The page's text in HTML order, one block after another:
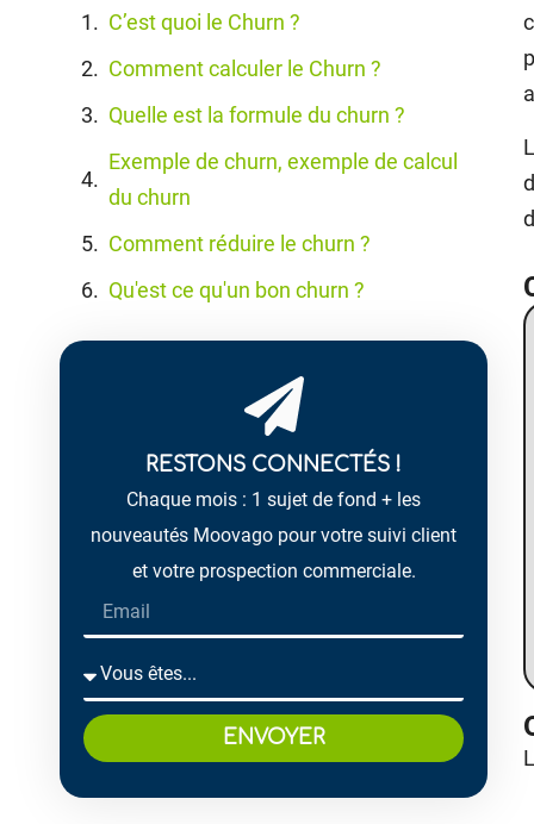
C’est quoi le Churn ?
Comment calculer le Churn ?
Quelle est la formule du churn ?
Exemple de churn, exemple de calcul
du churn
Comment réduire le churn ?
Qu'est ce qu'un bon churn ?
RESTONS CONNECTÉS !
Chaque mois : 1 sujet de fond + les
nouveautés Moovago pour votre suivi client
et votre prospection commerciale.
ENVOYER